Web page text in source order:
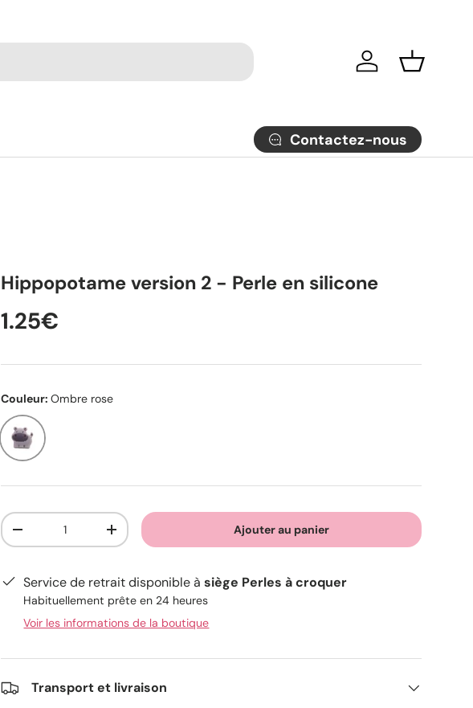
Se connecter
Panier
Contactez-nous
Hippopotame version 2 - Perle en silicone
1.25€
Couleur:Ombre rose
Ombre rose
Qté
-
+ Ajouter au panier
Service de retrait disponible àsiège Perles à croquer
Habituellement prête en 24 heures
Voir les informations de la boutique
Transport et livraison